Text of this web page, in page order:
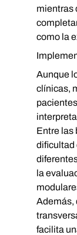
mientras
como la
Aunque
clínicas,
Entre las
dificultad
la
Además,
facilita